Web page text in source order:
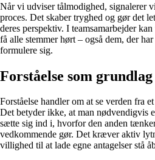
Når vi udviser tålmodighed, signalerer
proces. Det skaber tryghed og gør det
deres perspektiv. I teamsamarbejder
få alle stemmer hørt – også dem, der
formulere sig.
Forståelse som
Forståelse handler om at se verden fra
Det betyder ikke, at man nødvendigvis
sætte sig ind i, hvorfor den anden
vedkommende gør. Det kræver aktiv
villighed til at lade egne antagelser stå